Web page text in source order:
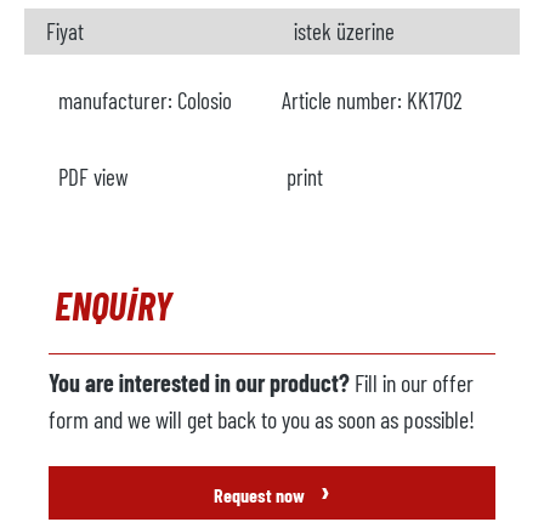
Fiyat
istek üzerine
manufacturer: Colosio Article number: KK1702
PDF view print
ENQUIRY
You are interested in our product? Fill in our offer
form and we will get back to you as soon as possible!
Request now ›